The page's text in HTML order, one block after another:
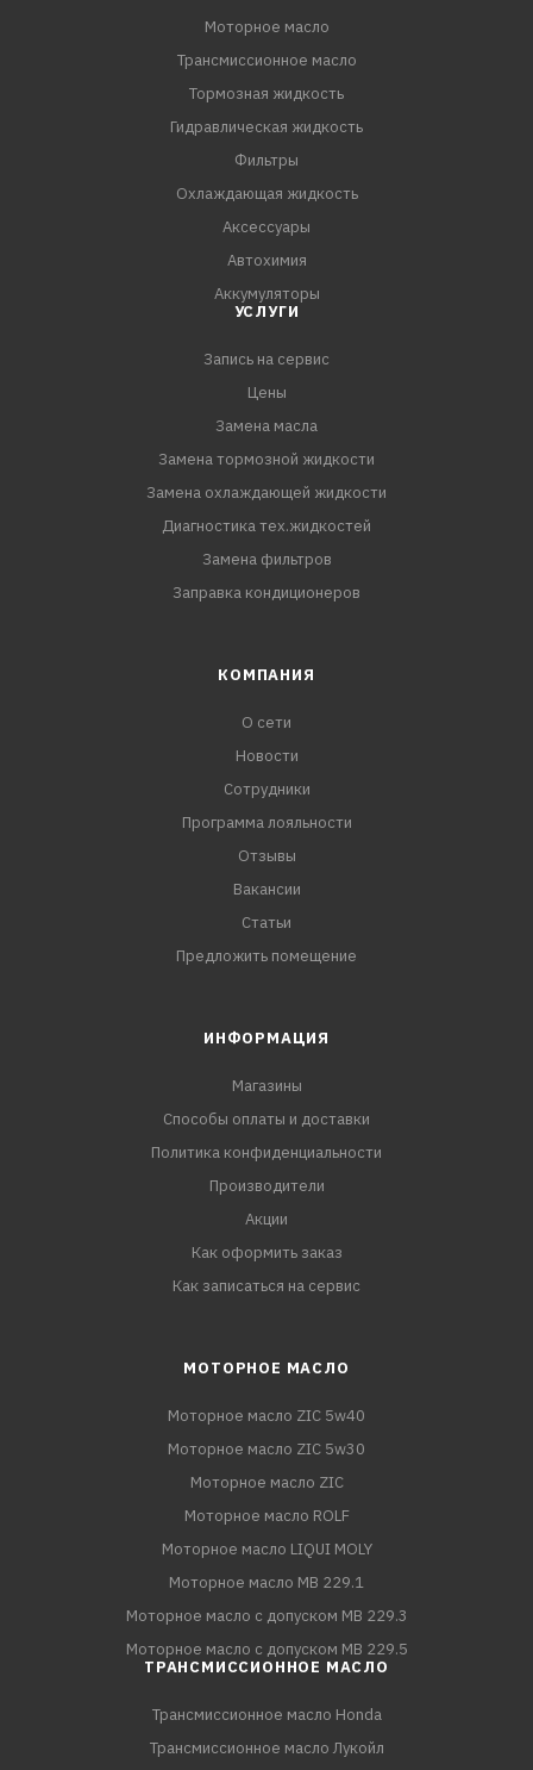
Моторное масло
Трансмиссионное масло
Тормозная жидкость
Гидравлическая жидкость
Фильтры
Охлаждающая жидкость
Аксессуары
Автохимия
Аккумуляторы
УСЛУГИ
Запись на сервис
Цены
Замена масла
Замена тормозной жидкости
Замена охлаждающей жидкости
Диагностика тех.жидкостей
Замена фильтров
Заправка кондиционеров
КОМПАНИЯ
О сети
Новости
Сотрудники
Программа лояльности
Отзывы
Вакансии
Статьи
Предложить помещение
ИНФОРМАЦИЯ
Магазины
Способы оплаты и доставки
Политика конфиденциальности
Производители
Акции
Как оформить заказ
Как записаться на сервис
МОТОРНОЕ МАСЛО
Моторное масло ZIC 5w40
Моторное масло ZIC 5w30
Моторное масло ZIC
Моторное масло ROLF
Моторное масло LIQUI MOLY
Моторное масло MB 229.1
Моторное масло с допуском MB 229.3
Моторное масло с допуском MB 229.5
ТРАНСМИССИОННОЕ МАСЛО
Трансмиссионное масло Honda
Трансмиссионное масло Лукойл